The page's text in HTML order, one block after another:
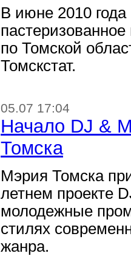
В июне 2010
по Томской
Томскстат.
05.07 17:04
Начало DJ &
Томска
Мэрия Томска
летнем проекте
молодежные
стилях
жанра.